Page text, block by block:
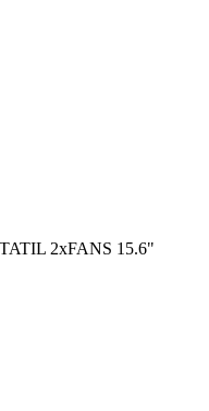
2xFANS 15.6"